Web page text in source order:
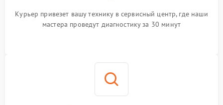
Курьер привезет вашу технику в сервисный центр, где наши
мастера проведут диагностику за 30 минут